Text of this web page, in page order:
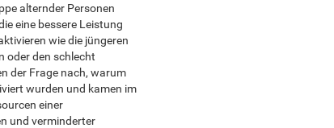
alternder Personen
eine bessere Leistung
wie die jüngeren
oder den schlecht
der Frage nach, warum
wurden und kamen im
einer
und verminderter